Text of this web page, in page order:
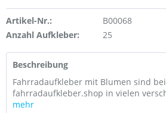
Artikel-Nr.:
B00068
Anzahl Aufkleber:
25
Beschreibung
Fahrradaufkleber mit Blumen sind bei
fahrradaufkleber.shop in vielen
mehr